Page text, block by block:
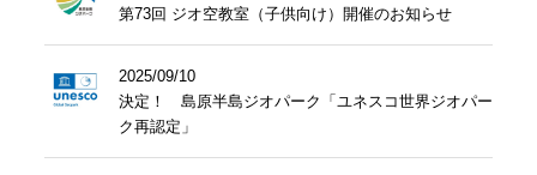
第73回 ジオ空教室（子供向け）開催のお知らせ
2025/09/10
決定！ 島原半島ジオパーク「ユネスコ世界ジオパー
ク再認定」